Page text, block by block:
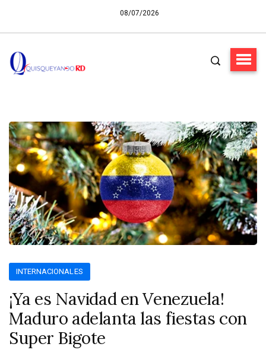
08/07/2026
INTERNACIONALES
¡Ya es Navidad en Venezuela!
Maduro adelanta las fiestas con
Super Bigote